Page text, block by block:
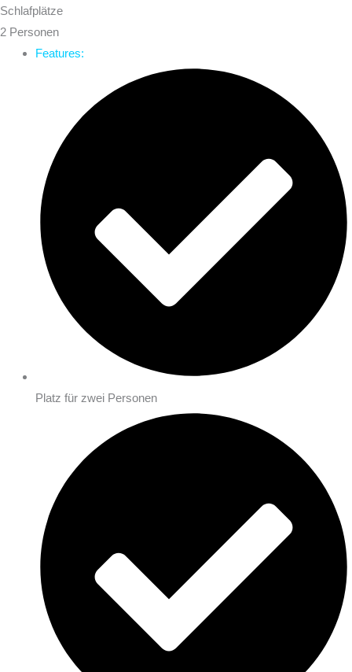
Schlafplätze
2 Personen
Features:
Platz für zwei Personen